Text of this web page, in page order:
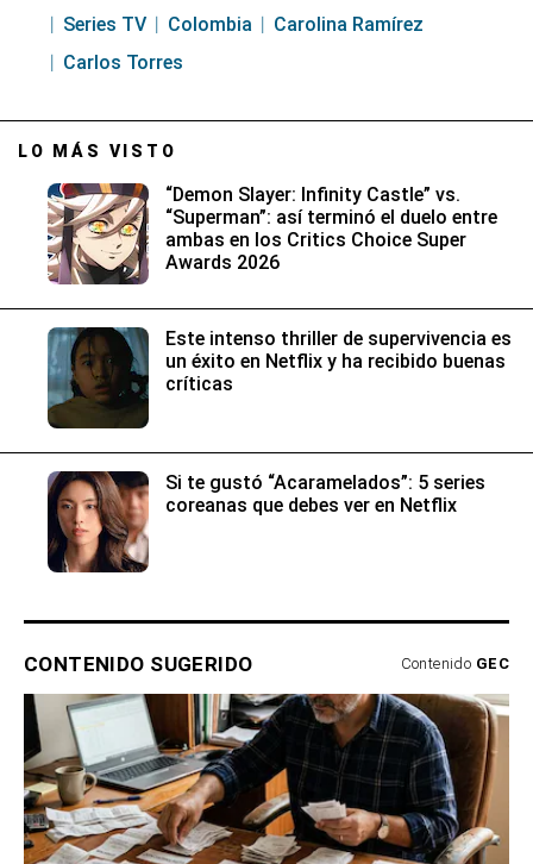
Series TV Colombia
Carolina Ramírez
Carlos Torres
LO MÁS VISTO
“Demon Slayer: Infinity Castle” vs.
“Superman”: así terminó el duelo entre
ambas en los Critics Choice Super
Awards 2026
Este intenso thriller de supervivencia es
un éxito en Netflix y ha recibido buenas
críticas
Si te gustó “Acaramelados”: 5 series
coreanas que debes ver en Netflix
CONTENIDO SUGERIDO Contenido GEC